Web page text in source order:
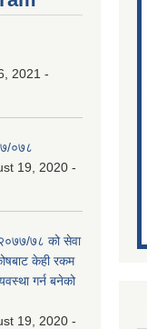
2021 -
०७८
19, 2020 -
७८ को सेवा
केही रकम
गर्न बनेको
19, 2020 -